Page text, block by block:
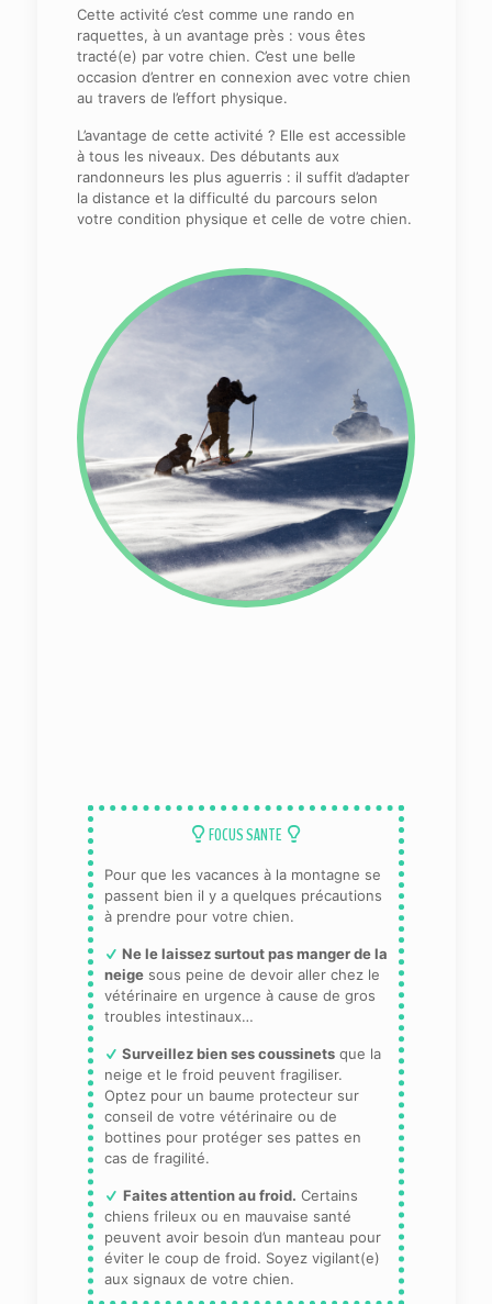
Cette activité c’est comme une rando en
raquettes, à un avantage près : vous êtes
tracté(e) par votre chien. C’est une belle
occasion d’entrer en connexion avec votre chien
au travers de l’effort physique.
L’avantage de cette activité ? Elle est accessible
à tous les niveaux. Des débutants aux
randonneurs les plus aguerris : il suffit d’adapter
la distance et la difficulté du parcours selon
votre condition physique et celle de votre chien.
FOCUS SANTE
Pour que les vacances à la montagne se
passent bien il y a quelques précautions
à prendre pour votre chien.
Ne le laissez surtout pas manger de la
neigesous peine de devoir aller chez le
vétérinaire en urgence à cause de gros
troubles intestinaux…
Surveillez bien ses coussinetsque la
neige et le froid peuvent fragiliser.
Optez pour un baume protecteur sur
conseil de votre vétérinaire ou de
bottines pour protéger ses pattes en
cas de fragilité.
Faites attention au froid. Certains
chiens frileux ou en mauvaise santé
peuvent avoir besoin d’un manteau pour
éviter le coup de froid. Soyez vigilant(e)
aux signaux de votre chien.